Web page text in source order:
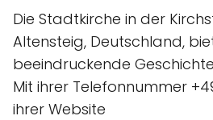
Die Stadtkirche in der
Altensteig, Deutschland,
beeindruckende
Mit ihrer Telefonnummer
ihrer Website